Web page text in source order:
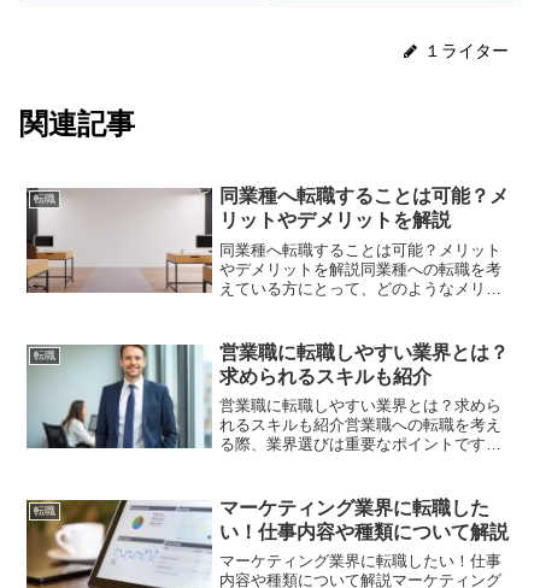
１ライター
関連記事
転職
同業種へ転職することは可能？メ
リットやデメリットを解説
同業種へ転職することは可能？メリット
やデメリットを解説同業種への転職を考
えている方にとって、どのようなメリッ
に新しい職場で活躍できる一方で、転職
理由や今後のキャリアパス...
転職
営業職に転職しやすい業界とは？
求められるスキルも紹介
営業職に転職しやすい業界とは？求めら
れるスキルも紹介営業職への転職を考え
る際、業界選びは重要なポイントです。
す。近年では、特に急成長を遂げている
SaaS業界や不動産業界な...
転職
マーケティング業界に転職した
い！仕事内容や種類について解説
マーケティング業界に転職したい！仕事
内容や種類について解説マーケティング